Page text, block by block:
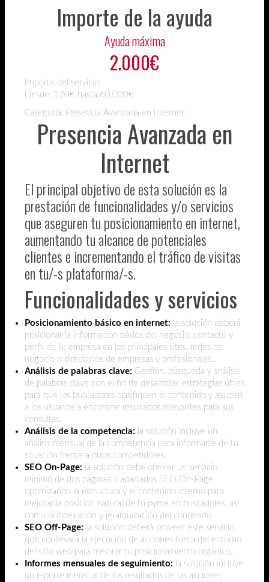
Importe de la ayuda
Ayuda máxima
2.000€
Importe del servicio:
Desde: 120€ hasta 60.000€
Categoría: Presencia Avanzada en Internet
Presencia Avanzada en
Internet
El principal objetivo de esta solución es la
prestación de funcionalidades y/o servicios
que aseguren tu posicionamiento en internet,
aumentando tu alcance de potenciales
clientes e incrementando el tráfico de visitas
en tu/-s plataforma/-s.
Funcionalidades y servicios
Posicionamiento básico en internet: la solución deberá
posicionar la información básica del negocio, contacto y
perfil de tu empresa en los principales sites, redes de
negocio o directorios de empresas y profesionales.
Análisis de palabras clave: Gestión, búsqueda y análisis
de palabras clave con el fin de desarrollar estrategias útiles
para que los buscadores clasifiquen el contenido y ayuden
a los usuarios a encontrar resultados relevantes para sus
consultas.
Análisis de la competencia: la solución incluye un
análisis mensual de la competencia para informarte de tu
situación frente a otros competidores.
SEO On-Page: la solución debe ofrecer un servicio
mínimo de dos páginas o apartados SEO On-Page,
optimizando la estructura y el contenido interno para
mejorar la posición natural de tu pyme en buscadores, así
como la indexación y jerarquización del contenido.
SEO Off-Page: la solución deberá proveer este servicio,
que conllevará la ejecución de acciones fuera del entorno
del sitio web para mejorar tu posicionamiento orgánico.
Informes mensuales de seguimiento: la solución incluye
un reporte mensual de los resultados de las acciones